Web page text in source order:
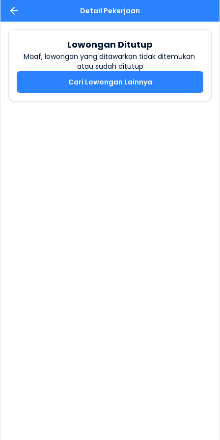
Detail Pekerjaan
Lowongan Ditutup
Maaf, lowongan yang ditawarkan tidak ditemukan
atau sudah ditutup
Cari Lowongan Lainnya